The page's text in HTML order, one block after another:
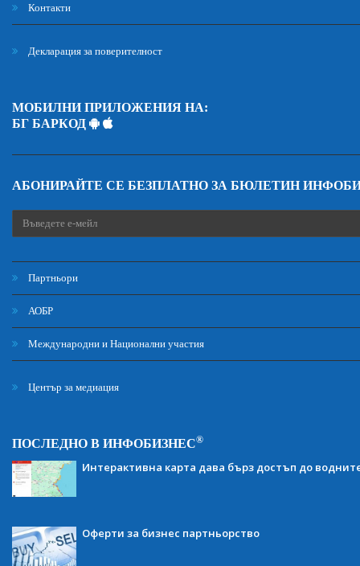
Контакти
Декларация за поверителност
МОБИЛНИ ПРИЛОЖЕНИЯ НА:
БГ БАРКОД
АБОНИРАЙТЕ СЕ БЕЗПЛАТНО ЗА БЮЛЕТИН
Партньори
АОБР
Международни и Национални участия
Център за медиация
ПОСЛЕДНО В ИНФОБИЗНЕС®
Интерактивна карта дава бърз достъп до
Оферти за бизнес партньорство